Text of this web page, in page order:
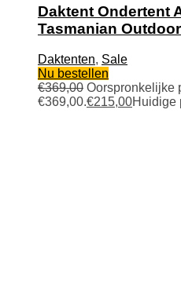
Daktent Ondertent
Tasmanian
Daktenten, Sale
Nu bestellen
€369,00 Oorspronkelijke
€369,00.€215,00Huidige